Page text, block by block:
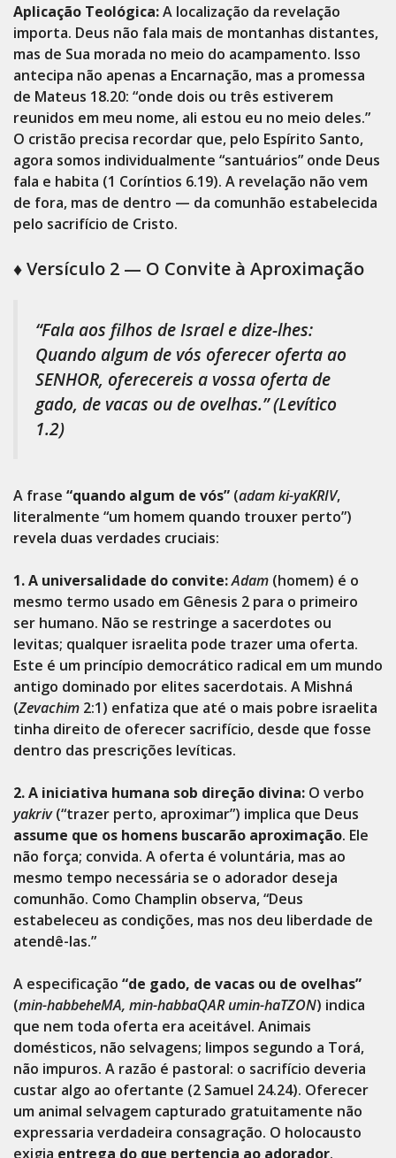
Aplicação Teológica:A localização da revelação
importa. Deus não fala mais de montanhas distantes,
mas de Sua morada no meio do acampamento. Isso
antecipa não apenas a Encarnação, mas a promessa
de Mateus 18.20: “onde dois ou três estiverem
reunidos em meu nome, ali estou eu no meio deles.”
O cristão precisa recordar que, pelo Espírito Santo,
agora somos individualmente “santuários” onde Deus
fala e habita (1 Coríntios 6.19). A revelação não vem
de fora, mas de dentro — da comunhão estabelecida
pelo sacrifício de Cristo.
♦️Versículo 2 — O Convite à Aproximação
“Fala aos filhos de Israel e dize-lhes:
Quando algum de vós oferecer oferta ao
SENHOR, oferecereis a vossa oferta de
gado, de vacas ou de ovelhas.”(Levítico
1.2)
A frase “quando algum de vós” (adam ki-yaKRIV,
literalmente “um homem quando trouxer perto”)
revela duas verdades cruciais:
1. A universalidade do convite:Adam (homem) é o
mesmo termo usado em Gênesis 2 para o primeiro
ser humano. Não se restringe a sacerdotes ou
levitas; qualquer israelita pode trazer uma oferta.
Este é um princípio democrático radical em um mundo
antigo dominado por elites sacerdotais. A Mishná
(Zevachim 2:1) enfatiza que até o mais pobre israelita
tinha direito de oferecer sacrifício, desde que fosse
dentro das prescrições levíticas.
2. A iniciativa humana sob direção divina: O verbo
yakriv(“trazer perto, aproximar”) implica que Deus
assume que os homens buscarão aproximação. Ele
não força; convida. A oferta é voluntária, mas ao
mesmo tempo necessária se o adorador deseja
comunhão. Como Champlin observa, “Deus
estabeleceu as condições, mas nos deu liberdade de
atendê-las.”
A especificação “de gado, de vacas ou de ovelhas”
(min-habbeheMA, min-habbaQAR umin-haTZON) indica
que nem toda oferta era aceitável. Animais
domésticos, não selvagens; limpos segundo a Torá,
não impuros. A razão é pastoral: o sacrifício deveria
custar algo ao ofertante (2 Samuel 24.24). Oferecer
um animal selvagem capturado gratuitamente não
expressaria verdadeira consagração. O holocausto
exigia entrega do que pertencia ao adorador.